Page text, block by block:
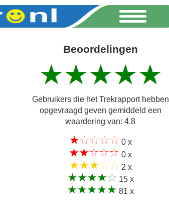
Beoordelingen
Gebruikers die het Trekrapport hebben
opgevraagd geven gemiddeld een
waardering van: 4.8
0 x
0 x
2 x
15 x
81 x